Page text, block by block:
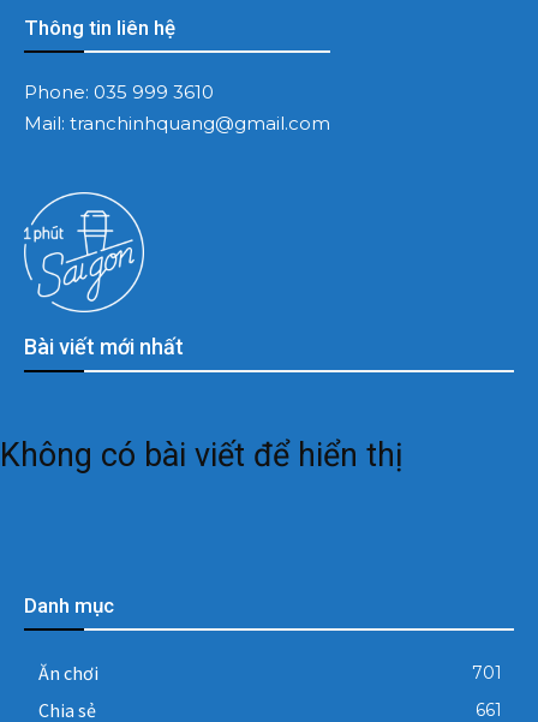
Bài viết mới nhất
Không có bài viết để hiển thị
Danh mục
Ăn chơi 701
Chia sẻ 661
Thông tin liên hệ
Phone: 035 999 3610
Mail: tranchinhquang@gmail.com